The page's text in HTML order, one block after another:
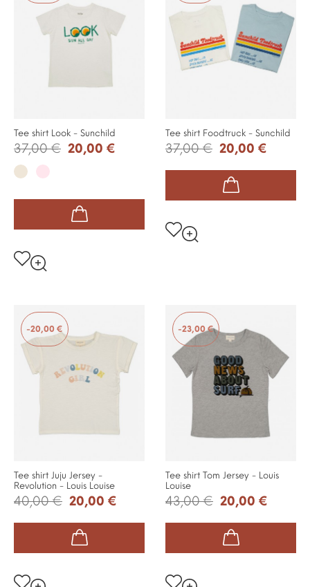
Tee shirt Look - Sunchild
37,00 € 20,00 €
MilkRose
Tee shirt Foodtruck - Sunchild
37,00 € 20,00 €
-20,00 €
Tee shirt Juju Jersey -
Revolution - Louis Louise
40,00 € 20,00 €
-23,00 €
Tee shirt Tom Jersey - Louis
Louise
43,00 € 20,00 €